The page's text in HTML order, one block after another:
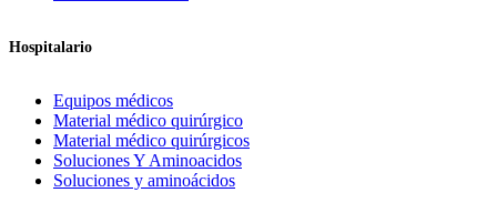
Hospitalario
Equipos médicos
Material médico quirúrgico
Material médico quirúrgicos
Soluciones Y Aminoacidos
Soluciones y aminoácidos